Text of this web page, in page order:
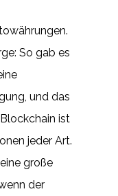
So gab es
und das
ist
jeder Art.
große
der